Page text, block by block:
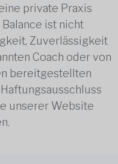
private Praxis
ist nicht
Zuverlässigkeit
Coach oder von
bereitgestellten
unserer Website